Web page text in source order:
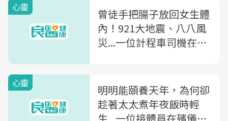
心靈
曾徒手把腸子放回女生體
內！921大地震、八八風
災...一位計程車司機在救
心靈
明明能頤養天年，為何卻
趁著太太煮年夜飯時輕